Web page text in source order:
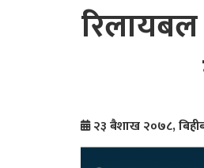
२३ बैशाख २०७८,